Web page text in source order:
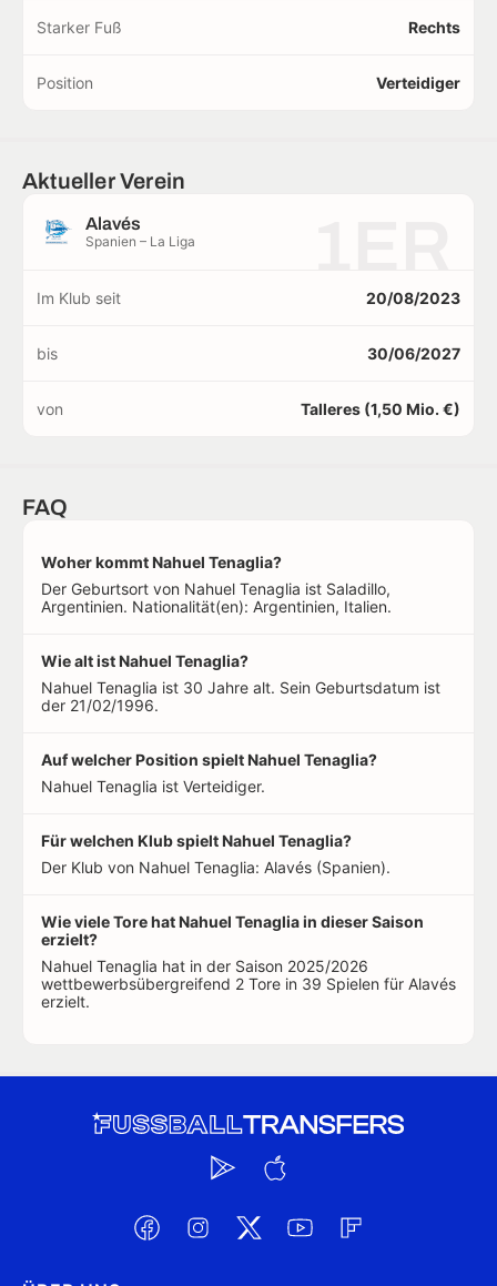
Starker Fuß Rechts
Position Verteidiger
Aktueller Verein
Alavés
Spanien – La Liga
Im Klub seit 20/08/2023
bis 30/06/2027
von Talleres (1,50 Mio. €)
FAQ
Woher kommt Nahuel Tenaglia?
Der Geburtsort von Nahuel Tenaglia ist Saladillo,
Argentinien. Nationalität(en): Argentinien, Italien.
Wie alt ist Nahuel Tenaglia?
Nahuel Tenaglia ist 30 Jahre alt. Sein Geburtsdatum ist
der 21/02/1996.
Auf welcher Position spielt Nahuel Tenaglia?
Nahuel Tenaglia ist Verteidiger.
Für welchen Klub spielt Nahuel Tenaglia?
Der Klub von Nahuel Tenaglia: Alavés (Spanien).
Wie viele Tore hat Nahuel Tenaglia in dieser Saison
erzielt?
Nahuel Tenaglia hat in der Saison 2025/2026
wettbewerbsübergreifend 2 Tore in 39 Spielen für Alavés
erzielt.